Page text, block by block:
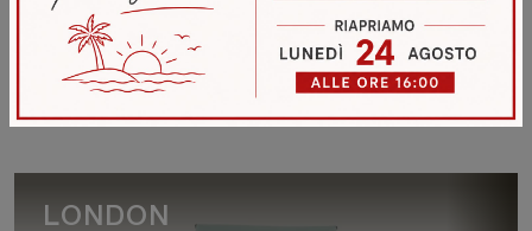
VEDI DI PIÙ
LONDON